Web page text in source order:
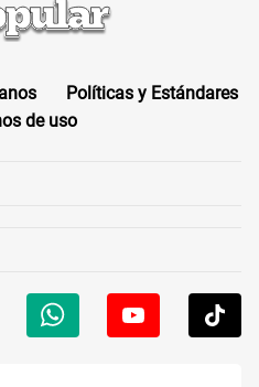
Políticas y Estándares
de uso